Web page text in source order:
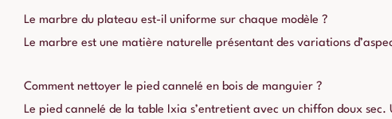
Le marbre du plateau est-il uniforme sur chaque modèle ?
Le marbre est une matière naturelle présentant des variations
Comment nettoyer le pied cannelé en bois de manguier ?
Le pied cannelé de la table Ixia s’entretient avec un chiffon doux